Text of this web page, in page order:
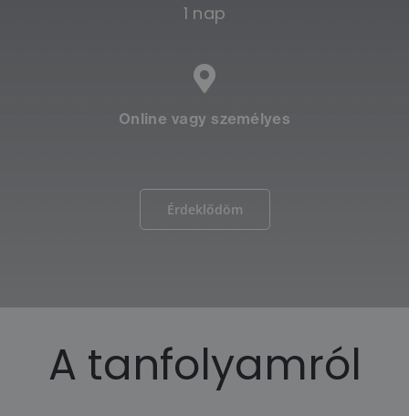
1 nap
Online vagy személyes
Érdeklődöm
A tanfolyamról